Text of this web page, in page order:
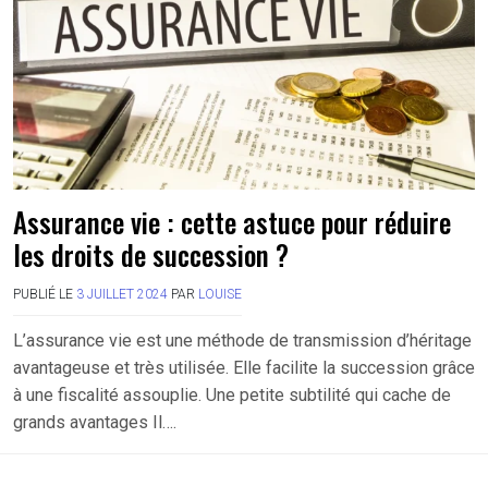
Assurance vie : cette astuce pour réduire
les droits de succession ?
PUBLIÉ LE 3 JUILLET 2024 PAR LOUISE
L’assurance vie est une méthode de transmission d’héritage
avantageuse et très utilisée. Elle facilite la succession grâce
à une fiscalité assouplie. Une petite subtilité qui cache de
grands avantages Il….